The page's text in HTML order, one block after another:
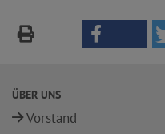
ÜBER UNS
Vorstand